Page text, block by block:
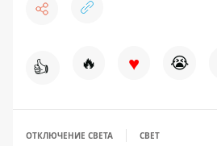
👍 🔥 ♥ 😭
ОТКЛЮЧЕНИЕ СВЕТА СВЕТ